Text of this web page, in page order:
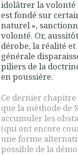
idolâtrer la volonté
est fondé sur
naturel »,
volonté. Or,
dérobe, la réalité
générale
piliers de la
en poussière.
Ce dernier
que la méthode de
accumuler les
(qui ont encore
une forme
possible de la